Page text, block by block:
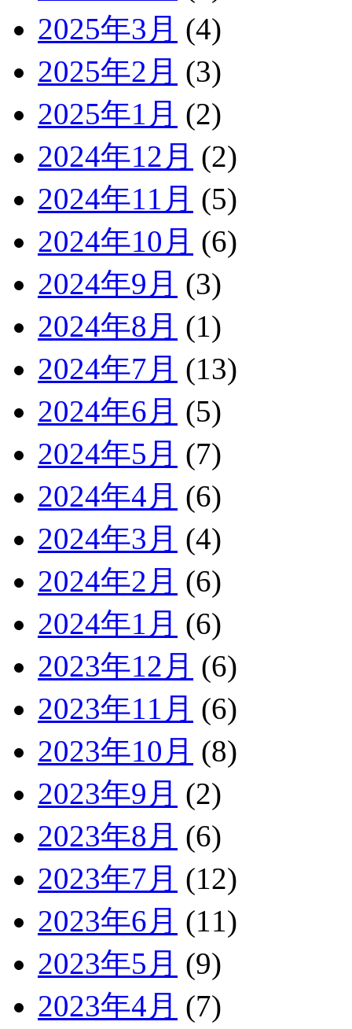
2025年3月 (4)
2025年2月 (3)
2025年1月 (2)
2024年12月 (2)
2024年11月 (5)
2024年10月 (6)
2024年9月 (3)
2024年8月 (1)
2024年7月 (13)
2024年6月 (5)
2024年5月 (7)
2024年4月 (6)
2024年3月 (4)
2024年2月 (6)
2024年1月 (6)
2023年12月 (6)
2023年11月 (6)
2023年10月 (8)
2023年9月 (2)
2023年8月 (6)
2023年7月 (12)
2023年6月 (11)
2023年5月 (9)
2023年4月 (7)